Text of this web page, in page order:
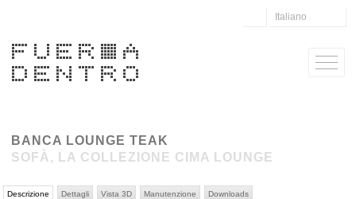
BANCA LOUNGE TEAK
SOFÀ, LA COLLEZIONE CIMA LOUNGE
Descrizione Dettagli Vista 3D Manutenzione Downloads
Italiano